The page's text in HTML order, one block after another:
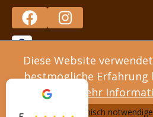
* Alle Preise inkl. gesetzl.
Versandkosten
und ggf.
Diese Website
bestmögliche Erfahrung
Mehr
Nur technisch notwendige